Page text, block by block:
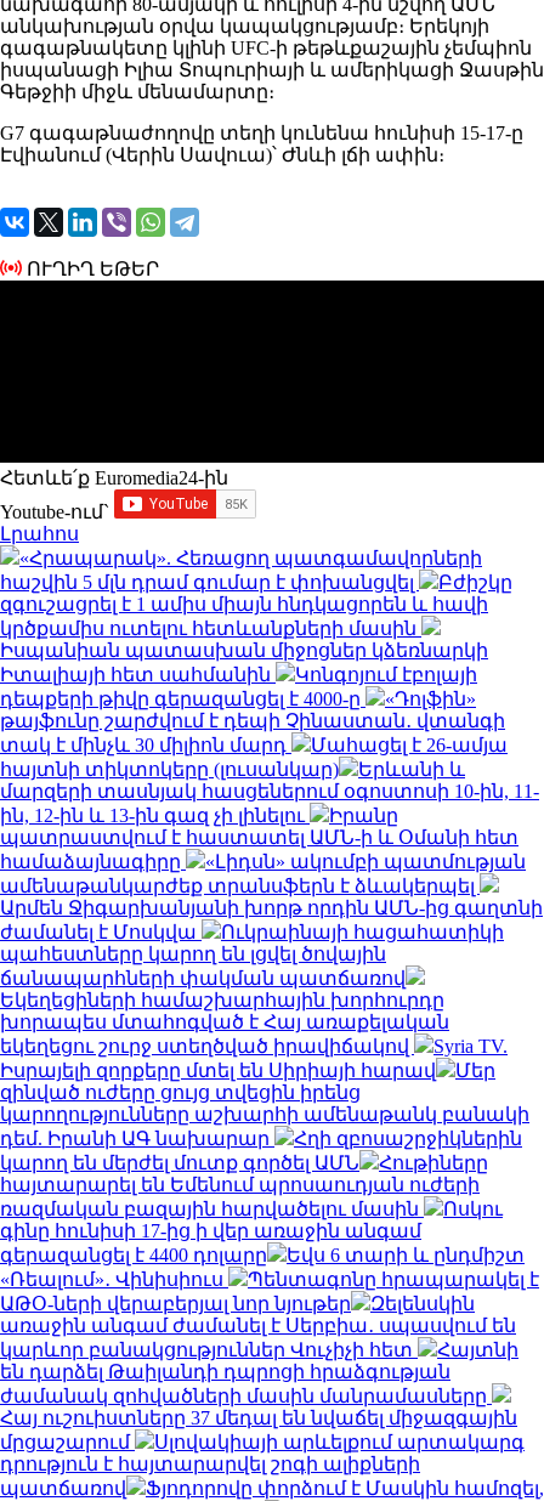
անկախության օրվա կապակցությամբ։ Երեկոյի
գագաթնակետը կլինի UFC-ի թեթևքաշային չեմպիոն
իսպանացի Իլիա Տոպուրիայի և ամերիկացի Ջասթին
Գեթջիի միջև մենամարտը։
G7 գագաթնաժողովը տեղի կունենա հունիսի 15-17-ը
Էվիանում (Վերին Սավուա)՝ Ժնևի լճի ափին։
ՈՒՂԻՂ ԵԹԵՐ
Հետևե՛ք Euromedia24-ին
Youtube-ում`
Լրահոս
«Հրապարակ». Հեռացող պատգամավորների
հաշվին 5 մլն դրամ գումար է փոխանցվել
Բժիշկը
զգուշացրել է 1 ամիս միայն հնդկացորեն և հավի
կրծքամիս ուտելու հետևանքների մասին
Իսպանիան պատասխան միջոցներ կձեռնարկի
Իտալիայի հետ սահմանին
Կոնգոյում էբոլայի
դեպքերի թիվը գերազանցել է 4000-ը
«Դոլֆին»
թայֆունը շարժվում է դեպի Չինաստան․ վտանգի
տակ է մինչև 30 միլիոն մարդ
Մահացել է 26-ամյա
հայտնի տիկտոկերը (լուսանկար)
Երևանի և
մարզերի տասնյակ հասցեներում օգոստոսի 10-ին, 11-
ին, 12-ին և 13-ին գազ չի լինելու
Իրանը
պատրաստվում է հաստատել ԱՄՆ-ի և Օմանի հետ
համաձայնագիրը
«Լիդսն» ակումբի պատմության
ամենաթանկարժեք տրանսֆերն է ձևակերպել
Արմեն Ջիգարխանյանի խորթ որդին ԱՄՆ-ից գաղտնի
ժամանել է Մոսկվա
Ուկրաինայի հացահատիկի
պահեստները կարող են լցվել ծովային
ճանապարհների փակման պատճառով
Եկեղեցիների համաշխարհային խորհուրդը
խորապես մտահոգված է Հայ առաքելական
եկեղեցու շուրջ ստեղծված իրավիճակով
Syria TV.
Իսրայելի զորքերը մտել են Սիրիայի հարավ
Մեր
զինված ուժերը ցույց տվեցին իրենց
կարողությունները աշխարհի ամենաթանկ բանակի
դեմ. Իրանի ԱԳ նախարար
Հղի զբոսաշրջիկներին
կարող են մերժել մուտք գործել ԱՄՆ
Հութիները
հայտարարել են Եմենում պրոսաուդյան ուժերի
ռազմական բազային հարվածելու մասին
Ոսկու
գինը հունիսի 17-ից ի վեր առաջին անգամ
գերազանցել է 4400 դոլարը
Եվս 6 տարի և ընդմիշտ
«Ռեալում»․ Վինիսիուս
Պենտագոնը հրապարակել է
ԱԹՕ-ների վերաբերյալ նոր նյութեր
Զելենսկին
առաջին անգամ ժամանել է Սերբիա․ սպասվում են
կարևոր բանակցություններ Վուչիչի հետ
Հայտնի
են դարձել Թաիլանդի դպրոցի հրաձգության
ժամանակ զոհվածների մասին մանրամասները
Հայ ուշուիստները 37 մեդալ են նվաճել միջազգային
մրցաշարում
Սլովակիայի արևելքում արտակարգ
դրություն է հայտարարվել շոգի ալիքների
պատճառով
Ֆյոդորովը փորձում է Մասկին համոզել,